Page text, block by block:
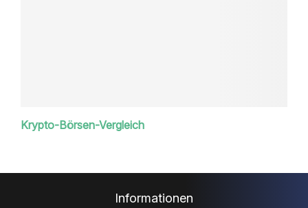
Krypto-Börsen-Vergleich
Informationen